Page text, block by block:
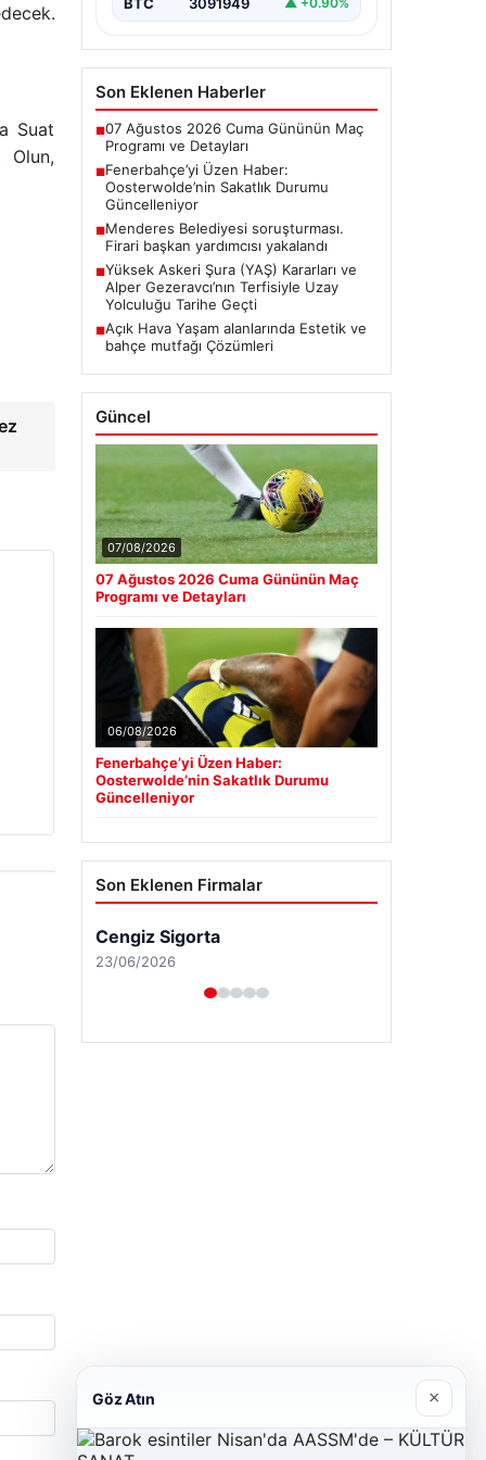
Suat
Olun,
Son Eklenen Haberler
■07 Ağustos 2026 Cuma Gününün Maç
Programı ve Detayları
■Fenerbahçe’yi Üzen Haber:
Oosterwolde’nin Sakatlık Durumu
Güncelleniyor
■Menderes Belediyesi soruşturması.
Firari başkan yardımcısı yakalandı
■Yüksek Askeri Şura (YAŞ) Kararları ve
Alper Gezeravcı’nın Terfisiyle Uzay
Yolculuğu Tarihe Geçti
■Açık Hava Yaşam alanlarında Estetik ve
bahçe mutfağı Çözümleri
Güncel
07/08/2026
07 Ağustos 2026 Cuma Gününün Maç
Programı ve Detayları
06/08/2026
Fenerbahçe’yi Üzen Haber:
Oosterwolde’nin Sakatlık Durumu
Güncelleniyor
Son Eklenen Firmalar
Cengiz Sigorta
23/06/2026
Göz Atın ×